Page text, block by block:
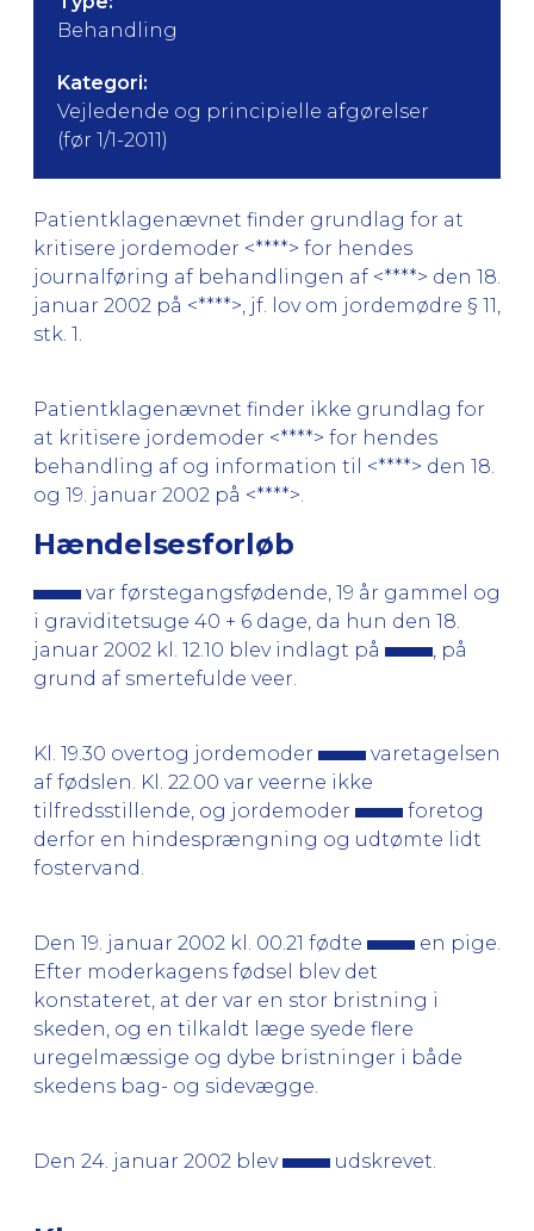
Behandling
Kategori:
Vejledende og principielle afgørelser
(før 1/1-2011)
Patientklagenævnet finder grundlag for at
kritisere jordemoder <****> for hendes
journalføring af behandlingen af <****> den 18.
januar 2002 på <****>, jf. lov om jordemødre § 11,
stk. 1.
Patientklagenævnet finder ikke grundlag for
at kritisere jordemoder <****> for hendes
behandling af og information til <****> den 18.
og 19. januar 2002 på <****>.
Hændelsesforløb
var førstegangsfødende, 19 år gammel og
i graviditetsuge 40 + 6 dage, da hun den 18.
januar 2002 kl. 12.10 blev indlagt på
, på
grund af smertefulde veer.
Kl. 19.30 overtog jordemoder
varetagelsen
af fødslen. Kl. 22.00 var veerne ikke
tilfredsstillende, og jordemoder
foretog
derfor en hindesprængning og udtømte lidt
fostervand.
Den 19. januar 2002 kl. 00.21 fødte
en pige.
Efter moderkagens fødsel blev det
konstateret, at der var en stor bristning i
skeden, og en tilkaldt læge syede flere
uregelmæssige og dybe bristninger i både
skedens bag- og sidevægge.
Den 24. januar 2002 blev udskrevet.